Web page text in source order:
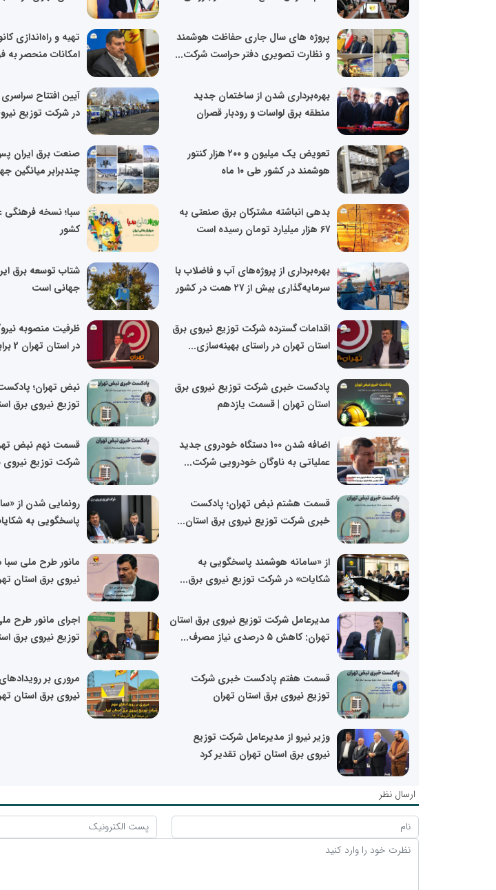
پروژه های سال جاری حفاظت هوشمند
و نظارت تصویری دفتر حراست شرکت...
امکانات منحصر به
بهره‌برداری شدن از ساختمان جدید
منطقه برق لواسات و رودبار قصران
آیین افتتاح
در شرکت توزیع
تعویض یک میلیون و ۲۰۰ هزار کنتور
هوشمند در کشور طی ۱۰ ماه
صنعت برق ایران
چندبرابر میانگین
بدهی انباشته مشترکان برق صنعتی به
۶۷ هزار میلیارد تومان رسیده است
سبا؛ نسخه فرهنگی
کشور
بهره‌برداری از پروژه‌های آب و فاضلاب با
سرمایه‌گذاری بیش از ۲۷ همت در کشور
جهانی است
اقدامات گسترده شرکت توزیع نیروی برق
استان تهران در راستای بهینه‌سازی...
ظرفیت منصوبه
در استان تهران 2 برابر شد
پادکست خبری شرکت توزیع نیروی برق
استان تهران | قسمت یازدهم
نبض تهران؛
توزیع نیروی برق
اضافه شدن 100 دستگاه خودروی جدید
عملیاتی به ناوگان خودرویی شرکت...
قسمت نهم نبض
شرکت توزیع نیروی
قسمت هشتم نبض تهران؛ پادکست
خبری شرکت توزیع نیروی برق استان...
رونمایی شدن از
پاسخگویی به
از «سامانه هوشمند پاسخگویی به
شکایات» در شرکت توزیع نیروی برق...
مانور طرح ملی
نیروی برق استان
مدیرعامل شرکت توزیع نیروی برق استان
تهران: کاهش ۵ درصدی نیاز مصرف...
اجرای مانور طرح
توزیع نیروی برق
قسمت هفتم پادکست خبری شرکت
توزیع نیروی برق استان تهران
مروری بر
نیروی برق استان
وزیر نیرو از مدیرعامل شرکت توزیع
نیروی برق استان تهران تقدیر کرد
ارسال نظر